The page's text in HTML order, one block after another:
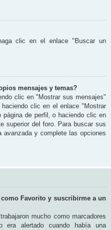
clic en el enlace "Buscar un
mensajes y temas?
clic en "Mostrar sus mensajes"
clic en el enlace "Mostrar
de perfil, o haciendo clic en
superior del foro. Para buscar sus
y complete las opciones
Favorito y suscribirme a un
mucho como marcadores
era alertado cuando había una